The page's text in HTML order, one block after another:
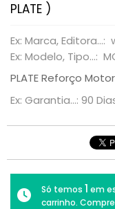
PLATE )
Ex: Marca, Editora...:
Ex: Modelo, Tipo...:
PLATE Reforço
Ex: Garantia...: 90
Só temos 1 em
carrinho.